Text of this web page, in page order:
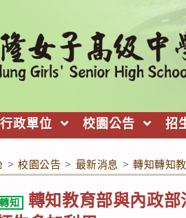
行政單位 校園公告 招
> 校園公告 > 最新消息 > 轉知轉知
轉知
轉知教育部與內政